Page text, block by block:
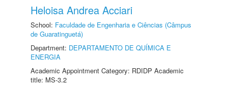
Heloisa Andrea Acciari
School: Faculdade de Engenharia e Ciências (Câmpus
de Guaratinguetá)
Department: DEPARTAMENTO DE QUÍMICA E
ENERGIA
Academic Appointment Category: RDIDP Academic
title: MS-3.2